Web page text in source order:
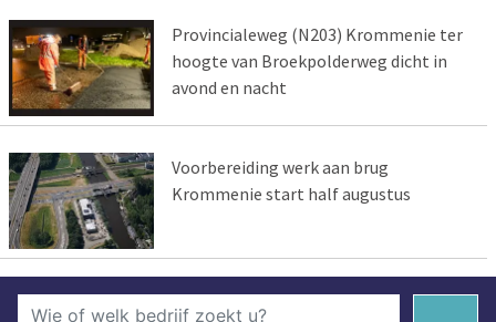
Provincialeweg (N203) Krommenie ter
hoogte van Broekpolderweg dicht in
avond en nacht
Voorbereiding werk aan brug
Krommenie start half augustus